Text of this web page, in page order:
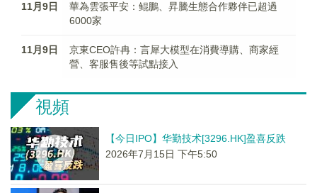
11月9日
華為雲張平安：鲲鵬、昇騰生態合作夥伴已超過
6000家
11月9日
京東CEO許冉：言犀大模型在消費導購、商家經
營、客服售後等試點接入
視頻
【今日IPO】华勤技术[3296.HK]盈喜反跌
2026年7月15日 下午5:50